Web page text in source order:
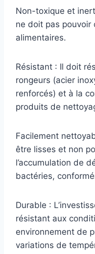
Non-toxique et
ne doit pas pouvoir
alimentaires.
Résistant : Il doit
rongeurs (acier
renforcés) et à la
produits de
Facilement
être lisses et non
l’accumulation de
bactéries,
Durable :
résistant aux
environnement de
variations de